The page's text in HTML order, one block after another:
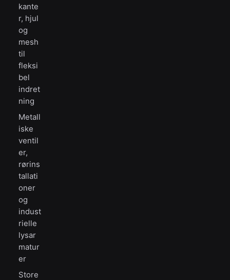
kante
r, hjul
og
mesh
til
fleksi
bel
indret
ning
Metall
iske
ventil
er,
rørins
tallati
oner
og
indust
rielle
lysar
matur
er
Store